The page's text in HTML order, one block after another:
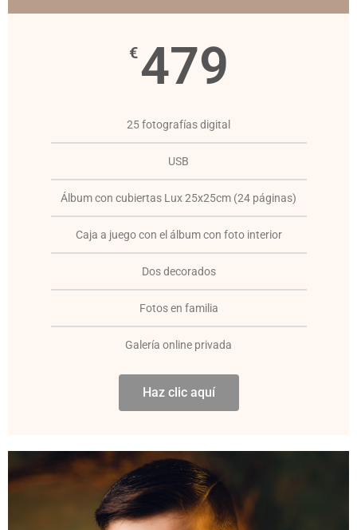
€479
25 fotografías digital
USB
Álbum con cubiertas Lux 25x25cm (24 páginas)
Caja a juego con el álbum con foto interior
Dos decorados
Fotos en familia
Galería online privada
Haz clic aquí